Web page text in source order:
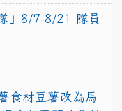
」8/7-8/21 隊員
食材豆薯改為馬